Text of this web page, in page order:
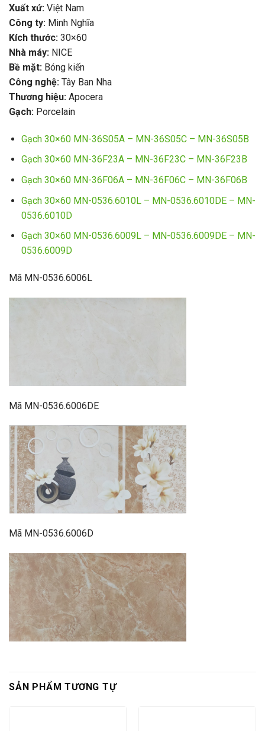
Xuất xứ: Việt Nam
Công ty: Minh Nghĩa
Kích thước: 30×60
Nhà máy: NICE
Bề mặt: Bóng kiến
Công nghệ: Tây Ban Nha
Thương hiệu: Apocera
Gạch: Porcelain
Gạch 30×60 MN-36S05A – MN-36S05C – MN-36S05B
Gạch 30×60 MN-36F23A – MN-36F23C – MN-36F23B
Gạch 30×60 MN-36F06A – MN-36F06C – MN-36F06B
Gạch 30×60 MN-0536.6010L – MN-0536.6010DE – MN-
0536.6010D
Gạch 30×60 MN-0536.6009L – MN-0536.6009DE – MN-
0536.6009D
Mã MN-0536.6006L
Mã MN-0536.6006DE
Mã MN-0536.6006D
SẢN PHẨM TƯƠNG TỰ